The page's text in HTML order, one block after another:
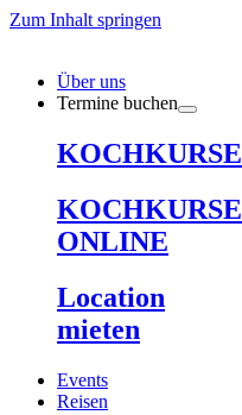
Zum Inhalt springen
Über uns
Termine buchen
KOCHKURSE
KOCHKURSE
ONLINE
Location
mieten
Events
Reisen